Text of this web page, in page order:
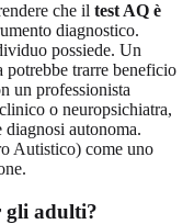
che il test AQ è
diagnostico.
possiede. Un
potrebbe trarre beneficio
un professionista
o neuropsichiatra,
diagnosi autonoma.
Autistico) come uno
gli adulti?